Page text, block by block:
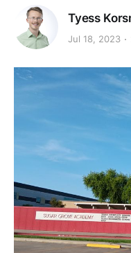
Tyess
Jul 18, 2023